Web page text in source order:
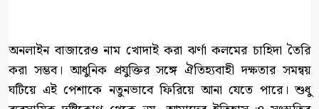
অনলাইন বাজারেও নাম খোদাই করা ঝর্ণা কলমের চাহিদা তৈরি
করা সম্ভব। আধুনিক প্রযুক্তির সঙ্গে ঐতিহ্যবাহী দক্ষতার সমন্বয়
ঘটিয়ে এই পেশাকে নতুনভাবে ফিরিয়ে আনা যেতে পারে। শুধু